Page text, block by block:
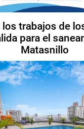
trabajos de
para el
Matasnillo